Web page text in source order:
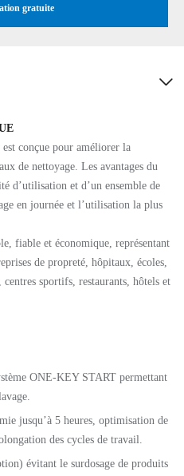
gratuite
est conçue pour améliorer la
de nettoyage. Les avantages du
d’utilisation et d’un ensemble de
en journée et l’utilisation la plus
fiable et économique, représentant
de propreté, hôpitaux, écoles,
sportifs, restaurants, hôtels et
ONE-KEY START permettant
jusqu’à 5 heures, optimisation de
des cycles de travail.
évitant le surdosage de produits